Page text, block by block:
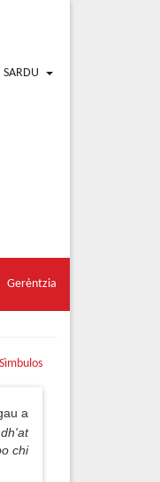
SARDU
Gerèntzia
a
chi